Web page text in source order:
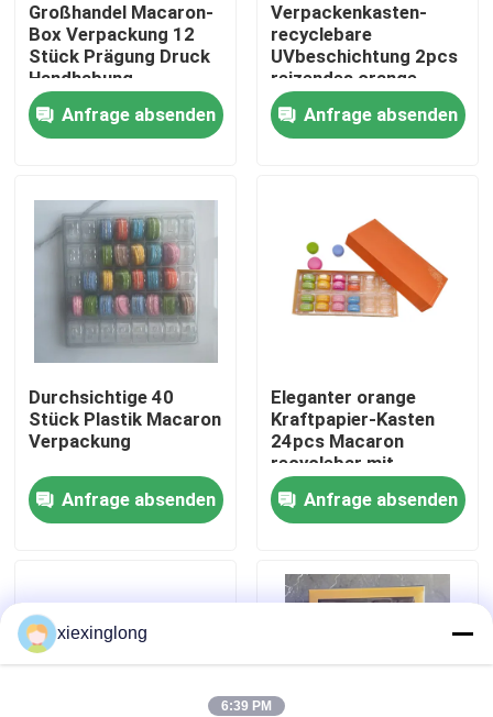
Zu Hause
Videos
Über uns
Qualitätskontrolle
Kontakt mit uns
Rechtssachen
EPS-EPP-Schaumstoff
Großhandel Macaron-
Box Verpackung 12
Stück Prägung Druck
Handhabung
Anfrage absenden
Verpackenkasten-
recyclebare
UVbeschichtung 2pcs
reizendes orange
Kraftpapier Macaron
Anfrage absenden
Durchsichtige 40
Stück Plastik Macaron
Verpackung
Anfrage absenden
Eleganter orange
Kraftpapier-Kasten
24pcs Macaron
recyclebar mit
Plastikinnerem
Anfrage absenden
xiexinglong
6:39 PM